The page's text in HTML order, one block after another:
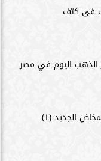
فى كتف
اليوم في مصر
الجديد (١)